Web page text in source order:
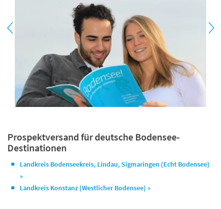
Prospektversand für deutsche Bodensee-
Destinationen
Landkreis Bodenseekreis, Lindau, Sigmaringen (Echt Bodensee)
»
Landkreis Konstanz (Westlicher Bodensee) »